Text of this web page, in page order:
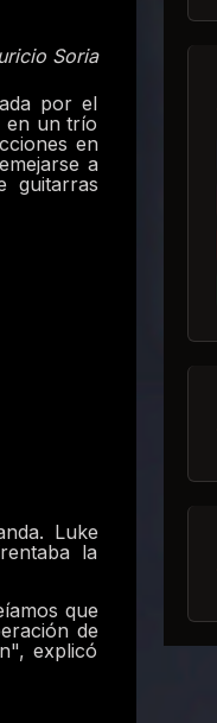
Soria
por el
en un trío
en
a
guitarras
Luke
la
que
de
explicó